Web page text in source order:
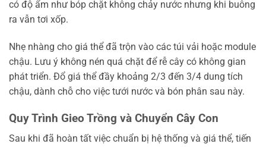
có độ ẩm như bóp chặt không chảy nước nhưng khi buông
ra vẫn tơi xốp.
Nhẹ nhàng cho giá thể đã trộn vào các túi vải hoặc module
chậu. Lưu ý không nén quá chặt để rễ cây có không gian
phát triển. Đổ giá thể đầy khoảng 2/3 đến 3/4 dung tích
chậu, dành chỗ cho việc tưới nước và bón phân sau này.
Quy Trình Gieo Trồng và Chuyển Cây Con
Sau khi đã hoàn tất việc chuẩn bị hệ thống và giá thể, tiến